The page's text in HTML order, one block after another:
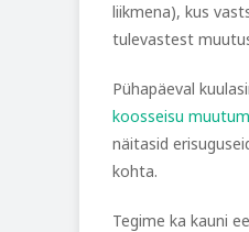
liikmena), kus
tulevastest
Pühapäeval
koosseisu
näitasid
kohta.
Tegime ka kauni